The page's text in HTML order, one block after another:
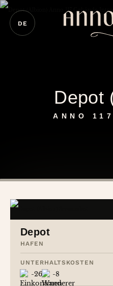
DE
Depot
ANNO
Depot
HAFEN
UNTERHALTSKOSTEN
-26 -8